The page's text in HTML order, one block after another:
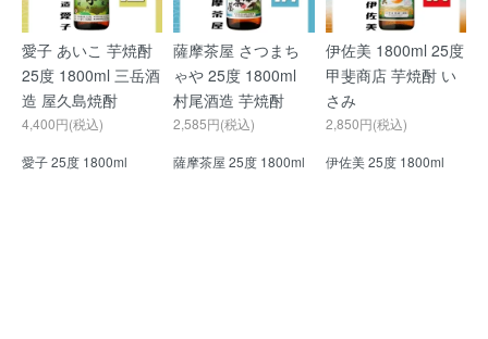
愛子 あいこ 芋焼酎
25度 1800ml 三岳酒
造 屋久島焼酎
4,400円(税込)
愛子 25度 1800ml
薩摩茶屋 さつまち
ゃや 25度 1800ml
村尾酒造 芋焼酎
2,585円(税込)
薩摩茶屋 25度 1800ml
伊佐美 1800ml 25度
甲斐商店 芋焼酎 い
さみ
2,850円(税込)
伊佐美 25度 1800ml